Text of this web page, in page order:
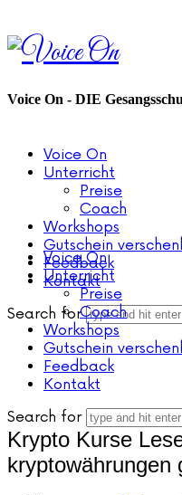
Voice
On
Voice On - DIE
Voice On
Unterricht
Preise
Coach
Workshops
Gutschein
Feedback
Kontakt
Search for
Voice On
Unterricht
Preise
Coach
Workshops
Gutschein
Feedback
Kontakt
Search for
Krypto Kurse
kryptowährungen